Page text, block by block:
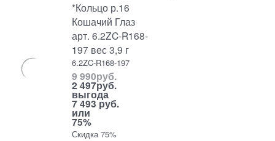
*Кольцо р.16
Кошачий Глаз
арт. 6.2ZC-R168-
197 вес 3,9 г
6.2ZC-R168-197
9 990руб.
2 497руб.
выгода
7 493 руб.
или
75%
Скидка 75%